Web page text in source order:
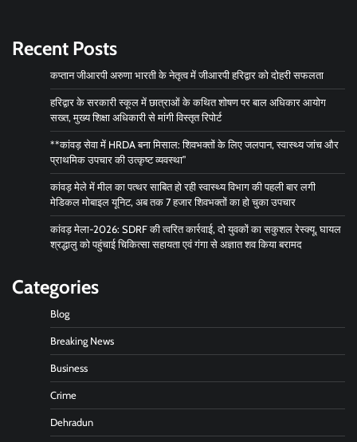
Recent Posts
कप्तान जीआरपी अरुणा भारती के नेतृत्व में जीआरपी हरिद्वार को दोहरी सफलता
हरिद्वार के सरकारी स्कूल में छात्राओं के कथित शोषण पर बाल अधिकार आयोग
सख्त, मुख्य शिक्षा अधिकारी से मांगी विस्तृत रिपोर्ट
**कांवड़ सेवा में HRDA बना मिसाल: शिवभक्तों के लिए जलपान, स्वास्थ्य जांच और
प्राथमिक उपचार की उत्कृष्ट व्यवस्था”
कांवड़ मेले में मील का पत्थर साबित हो रही स्वास्थ्य विभाग की पहली बार लगी
मेडिकल मोबाइल यूनिट, अब तक 7 हजार शिवभक्तों का हो चुका उपचार
कांवड़ मेला-2026: SDRF की त्वरित कार्रवाई, दो युवकों का सकुशल रेस्क्यू, घायल
श्रद्धालु को पहुंचाई चिकित्सा सहायता एवं गंगा से अज्ञात शव किया बरामद
Categories
Blog
Breaking News
Business
Crime
Dehradun